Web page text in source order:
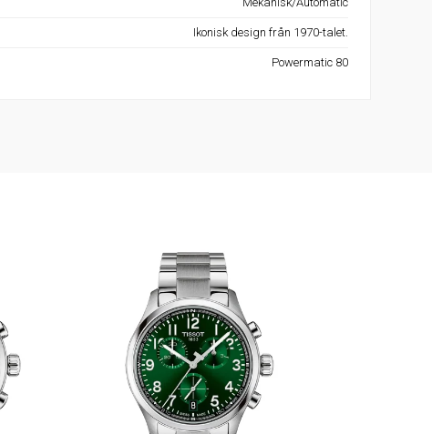
Ikonisk design från 1970-talet.
Powermatic 80